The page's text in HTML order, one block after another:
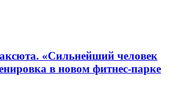
«Сильнейший человек
в новом фитнес-парке